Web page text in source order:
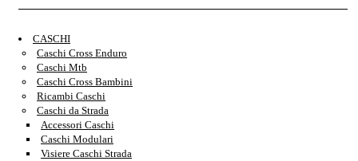
CASCHI
Caschi Cross Enduro
Caschi Mtb
Caschi Cross Bambini
Ricambi Caschi
Caschi da Strada
Accessori Caschi
Caschi Modulari
Visiere Caschi Strada